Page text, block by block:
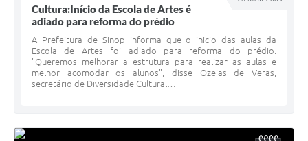
Cultura:Início da Escola de Artes é
adiado para reforma do prédio
A Prefeitura de Sinop informa que o inicio das aulas da
Escola de Artes foi adiado para reforma do prédio.
"Queremos melhorar a estrutura para realizar as aulas e
melhor acomodar os alunos", disse Ozeias de Veras,
secretário de Diversidade Cultural…